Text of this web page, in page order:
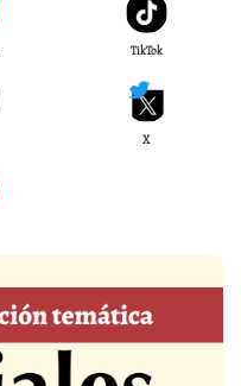
TikTok
X